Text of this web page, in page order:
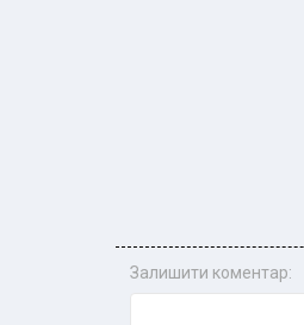
Залишити коментар: